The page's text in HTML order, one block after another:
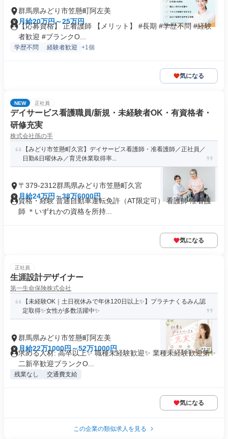
群馬県みどり市笠懸町阿左美
月給20万円～25万円
【応募資格】 正看護師 【メリット】 #長期 #学歴不問 #経験
者歓迎 #ブランクO...
学歴不問 経験者歓迎 +1個
気になる
NEW 正社員
デイサービス看護職員/新規・未経験者OK・有資格者・
研修充実
株式会社孫の手
【みどり市笠懸町久宮】デイサービス看護師・准看護師／正社員／
日勤&日曜休み／育児休業取得率...
〒379-2312群馬県みどり市笠懸町久宮
月給24万円～38万6000円
資格・経験 普通自動車運転免許（AT限定可） 看護師 准看護
師 ＊いずれかの資格を所持...
気になる
正社員
生涯設計デザイナー
第一生命保険株式会社
【未経験OK｜土日祝休みで年休120日以上✨】プラチナくるみん認
定取得✨女性が多数活躍中✨
群馬県みどり市笠懸町阿左美
月給22万1000円～52万1000円
求める人材: 高卒以上✨ 職種未経験歓迎✨ 業種未経験歓迎第✨
二新卒歓迎ブランクO...
残業なし 交通費支給
気になる
この企業の類似求人を見る